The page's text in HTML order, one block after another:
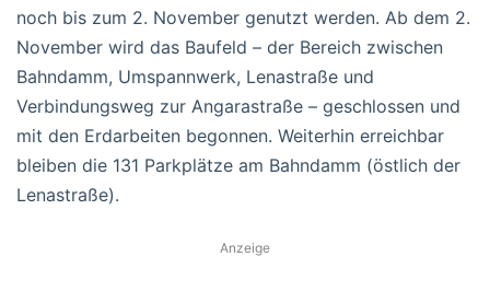
noch bis zum 2. November genutzt werden. Ab dem 2.
November wird das Baufeld – der Bereich zwischen
Bahndamm, Umspannwerk, Lenastraße und
Verbindungsweg zur Angarastraße – geschlossen und
mit den Erdarbeiten begonnen. Weiterhin erreichbar
bleiben die 131 Parkplätze am Bahndamm (östlich der
Lenastraße).
Anzeige